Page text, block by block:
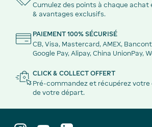
Cumulez des points à chaque
& avantages exclusifs.
PAIEMENT 100% SÉCURISÉ
CB, Visa, Mastercard, AMEX,
Google Pay, Alipay, China UnionPay,
CLICK & COLLECT OFFERT
Pré-commandez et récupérez votre
de votre départ.